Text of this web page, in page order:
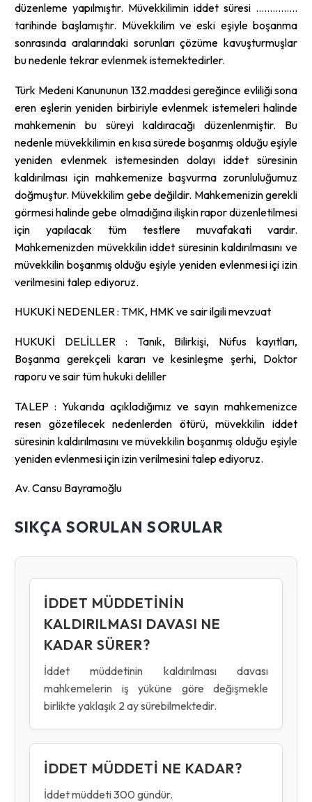
düzenleme yapılmıştır. Müvekkilimin iddet süresi ……………
tarihinde başlamıştır. Müvekkilim ve eski eşiyle boşanma
sonrasında aralarındaki sorunları çözüme kavuşturmuşlar
bu nedenle tekrar evlenmek istemektedirler.
Türk Medeni Kanununun 132.maddesi gereğince evliliği sona
eren eşlerin yeniden birbiriyle evlenmek istemeleri halinde
mahkemenin bu süreyi kaldıracağı düzenlenmiştir. Bu
nedenle müvekkilimin en kısa sürede boşanmış olduğu eşiyle
yeniden evlenmek istemesinden dolayı iddet süresinin
kaldırılması için mahkemenize başvurma zorunluluğumuz
doğmuştur. Müvekkilim gebe değildir. Mahkemenizin gerekli
görmesi halinde gebe olmadığına ilişkin rapor düzenletilmesi
için yapılacak tüm testlere muvafakati vardır.
Mahkemenizden müvekkilin iddet süresinin kaldırılmasını ve
müvekkilin boşanmış olduğu eşiyle yeniden evlenmesi içi izin
verilmesini talep ediyoruz.
HUKUKİ NEDENLER : TMK, HMK ve sair ilgili mevzuat
HUKUKİ DELİLLER : Tanık, Bilirkişi, Nüfus kayıtları,
Boşanma gerekçeli kararı ve kesinleşme şerhi, Doktor
raporu ve sair tüm hukuki deliller
TALEP : Yukarıda açıkladığımız ve sayın mahkemenizce
resen gözetilecek nedenlerden ötürü, müvekkilin iddet
süresinin kaldırılmasını ve müvekkilin boşanmış olduğu eşiyle
yeniden evlenmesi için izin verilmesini talep ediyoruz.
Av. Cansu Bayramoğlu
SIKÇA SORULAN SORULAR
İDDET MÜDDETININ
KALDIRILMASI DAVASI NE
KADAR SÜRER?
İddet müddetinin kaldırılması davası
mahkemelerin iş yüküne göre değişmekle
birlikte yaklaşık 2 ay sürebilmektedir.
İDDET MÜDDETI NE KADAR?
İddet müddeti 300 gündür.